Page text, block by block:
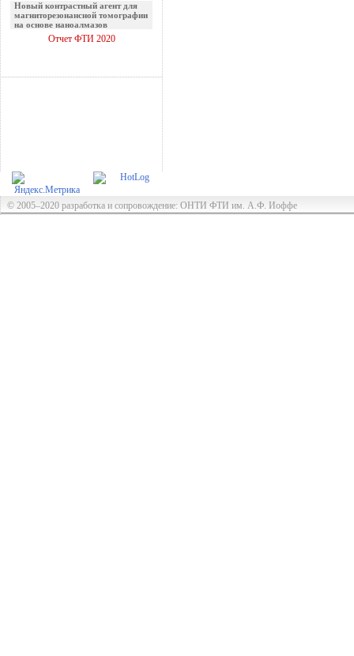
Новый контрастный агент для
магниторезонансной томографии
на основе наноалмазов
Отчет ФТИ 2020
© 2005–2020 разработка и сопровождение: ОНТИ ФТИ им. А.Ф. Иоффе